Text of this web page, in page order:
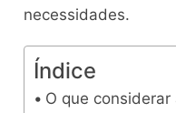
necessidades.
Índice
O que